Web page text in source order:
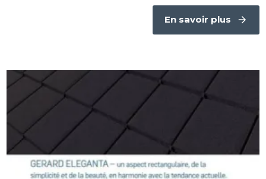
En savoir plus